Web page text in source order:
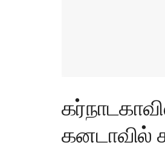
கனடாவில்